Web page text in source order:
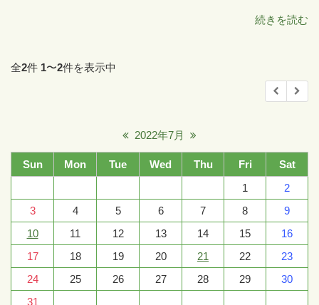
2022年7月
Sun Mon Tue Wed Thu Fri
Sat
1
2
3
4 5 6 7 8
9
10
11 12 13 14 15
16
17
18 19 20 21 22
23
24
25 26 27 28 29
30
31
続きを読む
全2件 1〜2件を表示中